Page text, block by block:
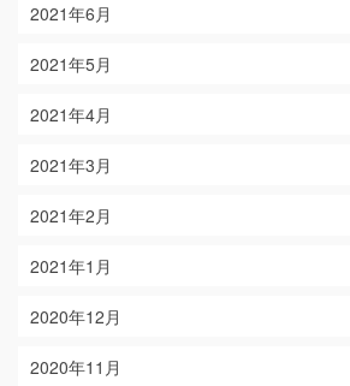
2021年6月
2021年5月
2021年4月
2021年3月
2021年2月
2021年1月
2020年12月
2020年11月